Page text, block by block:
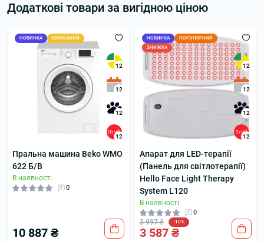
Додаткові товари за вигідною ціною
НОВИНКА ВЖИВАНИЙ
12
12
12
12
Пральна машина Beko WMO
622 Б/В
В наявності
0
10 887 ₴
НОВИНКА
ПОПУЛЯРНИЙ
ЗНИЖКА
12
12
12
12
Апарат для LED-терапії
(Панель для світлотерапії)
Hello Face Light Therapy
System L120
В наявності
0
3 997 ₴ -10%
3 587 ₴